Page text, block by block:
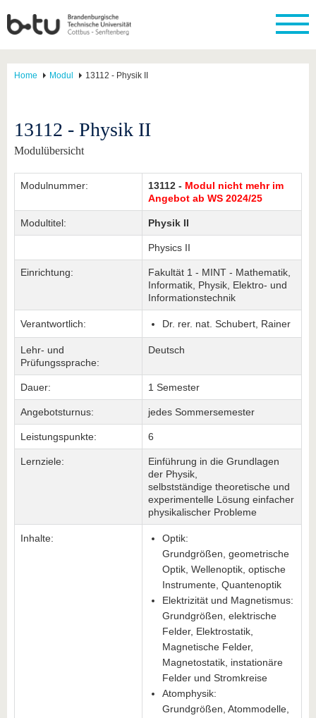
Home Modul 13112 - Physik II
13112 - Physik II
Modulübersicht
Modulnummer: 13112 - Modul nicht mehr im
Angebot ab WS 2024/25
Modultitel: Physik II
Physics II
Einrichtung:
Fakultät 1 - MINT - Mathematik,
Informatik, Physik, Elektro- und
Informationstechnik
Verantwortlich: Dr. rer. nat. Schubert, Rainer
Lehr- und
Prüfungssprache:
Deutsch
Dauer: 1 Semester
Angebotsturnus: jedes Sommersemester
Leistungspunkte: 6
Lernziele:
Einführung in die Grundlagen
der Physik,
selbstständige theoretische und
experimentelle Lösung einfacher
physikalischer Probleme
Inhalte:
Optik:
Grundgrößen, geometrische
Optik, Wellenoptik, optische
Instrumente, Quantenoptik
Elektrizität und Magnetismus:
Grundgrößen, elektrische
Felder, Elektrostatik,
Magnetische Felder,
Magnetostatik, instationäre
Felder und Stromkreise
Atomphysik:
Grundgrößen, Atommodelle,